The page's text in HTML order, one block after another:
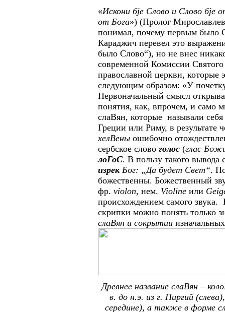
«Искони бје Слово и Слово бје
от Бога») (Пролог
понимал, почему первым было
Караджич перевел это
было Слово“), но не внес
современной Комиссии
православной церкви, которые
следующим образом: «У
Первоначальный смысл
понятия, как, впрочем, и само
слаВян, которые называли
Греции или Риму, в результате
хелВены ошибочно
сербское словоголос (глас
лоГоС. В пользу такого вывода
изрекБог: „Да будет Свет“.
божественны. Божественный
фр.violon, нем. Violine или
происхождением самого звука.
скрипки можно понять только
слаВян и сокрытии
Древнее название слаВян –
в. до н.э. из г. Пиргий
середине), а также в форме